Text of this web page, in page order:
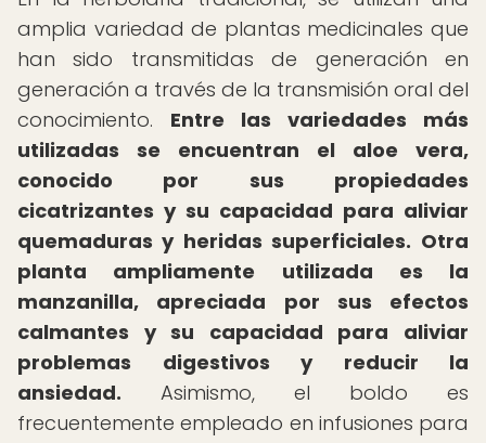
amplia variedad de plantas medicinales que
han sido transmitidas de generación en
generación a través de la transmisión oral del
conocimiento. Entre las variedades más
utilizadas se encuentran el aloe vera,
conocido por sus propiedades
cicatrizantes y su capacidad para aliviar
quemaduras y heridas superficiales. Otra
planta ampliamente utilizada es la
manzanilla, apreciada por sus efectos
calmantes y su capacidad para aliviar
problemas digestivos y reducir la
ansiedad. Asimismo, el boldo es
frecuentemente empleado en infusiones para